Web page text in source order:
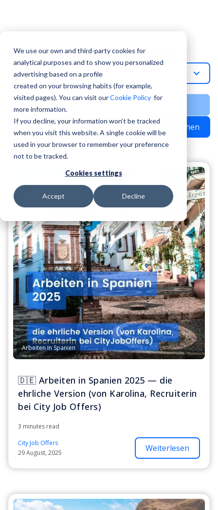
We use our own and third-party cookies for
analytical purposes and to show you personalized
advertising based on a profile
created on your browsing habits (for example,
visited pages). You can visit ourCookie Policy for
more information.
If you decline, your information won’t be tracked
when you visit this website. A single cookie will be
used in your browser to remember your preference
not to be tracked.
Cookies settings
Accept Decline
Arbeiten In Spanien
Arbeiten-In-Spanien
Suchen
Arbeiten In Spanien
🇩🇪 Arbeiten in Spanien 2025 — die
ehrliche Version (von Karolina, Recruiterin
bei City Job Offers)
3 minutes read
City Job Offers
29 August, 2025
Weiterlesen